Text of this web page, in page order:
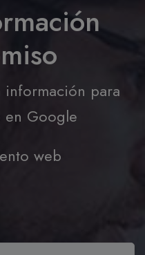
información para
en Google
web